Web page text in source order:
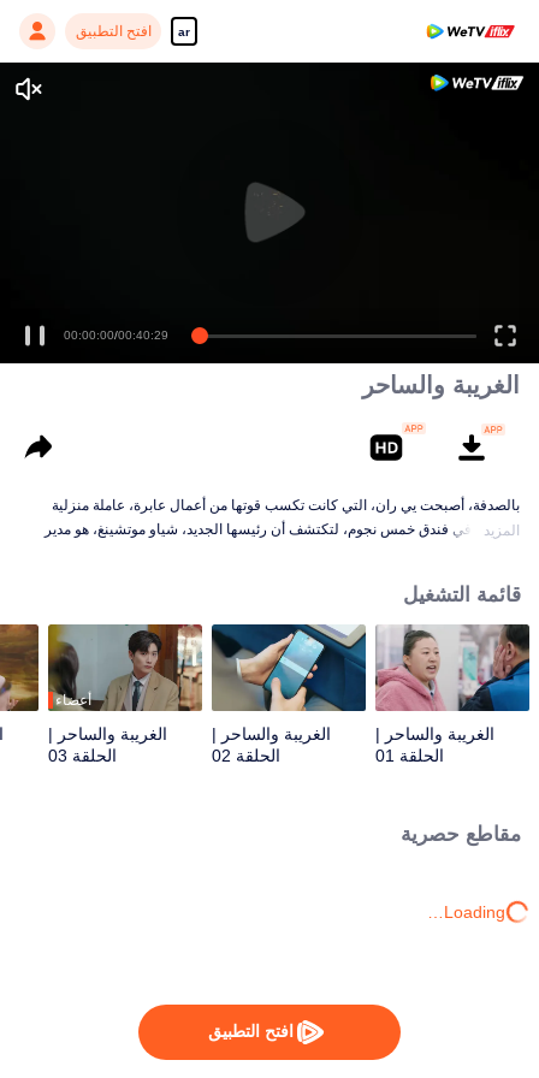
ar افتح التطبيق
افتح التطبيق
00:00:00/00:40:29
الغريبة والساحر
بالصدفة، أصبحت يي ران، التي كانت تكسب قوتها من أعمال عابرة، عاملة منزلية
محترفة في فندق خمس نجوم، لتكتشف أن رئيسها الجديد، شياو موتشينغ، هو مدير
المزيد
قائمة التشغيل
الغريبة والساحر |
الحلقة 01
الغريبة والساحر |
الحلقة 02
أعضاء
الغريبة والساحر |
الحلقة 03
مقاطع حصرية
Loading…